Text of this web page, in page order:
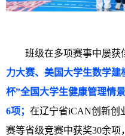
班级在多项赛事中屡获
力大赛、美国大学生数学
杯”全国大学生健康管理情
6项； 在辽宁省iCAN创新创
赛等省级竞赛中获奖30余